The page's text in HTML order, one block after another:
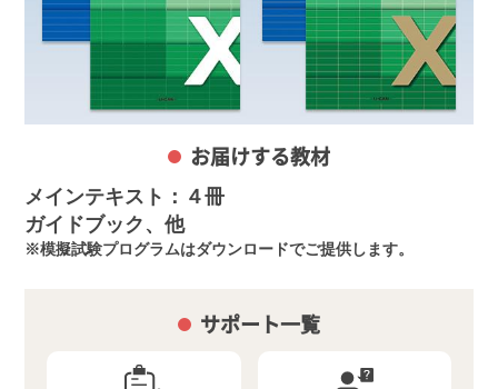
お届けする教材
メインテキスト：４冊
ガイドブック、他
模擬試験プログラムはダウンロードでご提供します。
サポート一覧